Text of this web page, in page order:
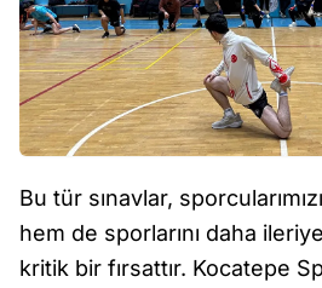
Bu tür sınavlar,
hem de sporlarını daha
kritik bir fırsattır. Kocatepe